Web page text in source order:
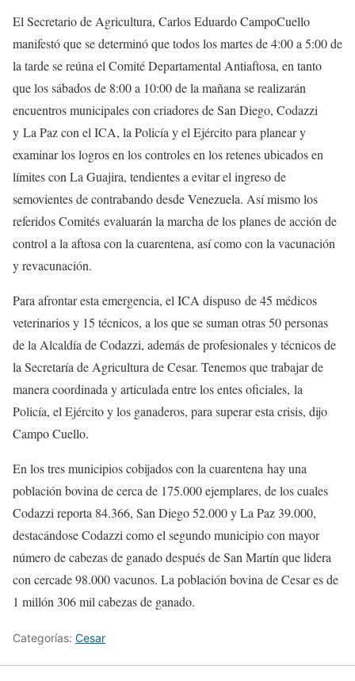
El Secretario de Agricultura, Carlos Eduardo CampoCuello
manifestó que se determinó que todos los martes de 4:00 a 5:00 de
la tarde se reúna el Comité Departamental Antiaftosa, en tanto
que los sábados de 8:00 a 10:00 de la mañana se realizarán
encuentros municipales con criadores de San Diego, Codazzi
y La Paz con el ICA, la Policía y el Ejército para planear y
examinar los logros en los controles en los retenes ubicados en
límites con La Guajira, tendientes a evitar el ingreso de
semovientes de contrabando desde Venezuela. Así mismo los
referidos Comités evaluarán la marcha de los planes de acción de
control a la aftosa con la cuarentena, así como con la vacunación
y revacunación.
Para afrontar esta emergencia, el ICA dispuso de 45 médicos
veterinarios y 15 técnicos, a los que se suman otras 50 personas
de la Alcaldía de Codazzi, además de profesionales y técnicos de
la Secretaría de Agricultura de Cesar. Tenemos que trabajar de
manera coordinada y articulada entre los entes oficiales, la
Policía, el Ejército y los ganaderos, para superar esta crisis, dijo
Campo Cuello.
En los tres municipios cobijados con la cuarentena hay una
población bovina de cerca de 175.000 ejemplares, de los cuales
Codazzi reporta 84.366, San Diego 52.000 y La Paz 39.000,
destacándose Codazzi como el segundo municipio con mayor
número de cabezas de ganado después de San Martín que lidera
con cercade 98.000 vacunos. La población bovina de Cesar es de
1 millón 306 mil cabezas de ganado.
Categorías: Cesar